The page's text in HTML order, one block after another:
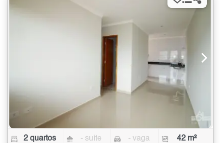
2 quartos - suíte - vaga 42 m²